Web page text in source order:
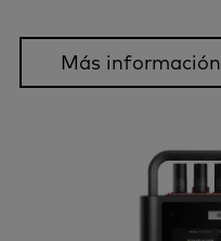
Más información